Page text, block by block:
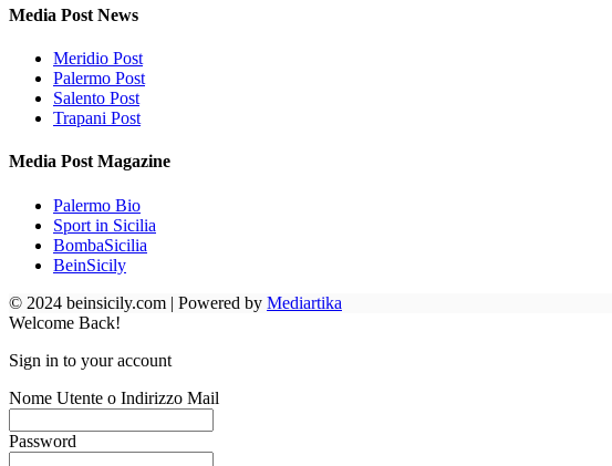
Media Post News
Meridio Post
Palermo Post
Salento Post
Trapani Post
Media Post Magazine
Palermo Bio
Sport in Sicilia
BombaSicilia
BeinSicily
© 2024 beinsicily.com | Powered by Mediartika
Welcome Back!
Sign in to your account
Nome Utente o Indirizzo Mail
Password